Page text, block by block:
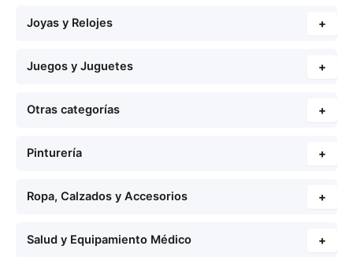
Joyas y Relojes +
Juegos y Juguetes +
Otras categorías +
Pinturería +
Ropa, Calzados y Accesorios +
Salud y Equipamiento Médico +